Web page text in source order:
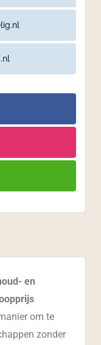
en
om te
zonder